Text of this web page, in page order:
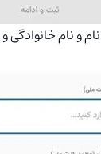
و نام خانوادگی